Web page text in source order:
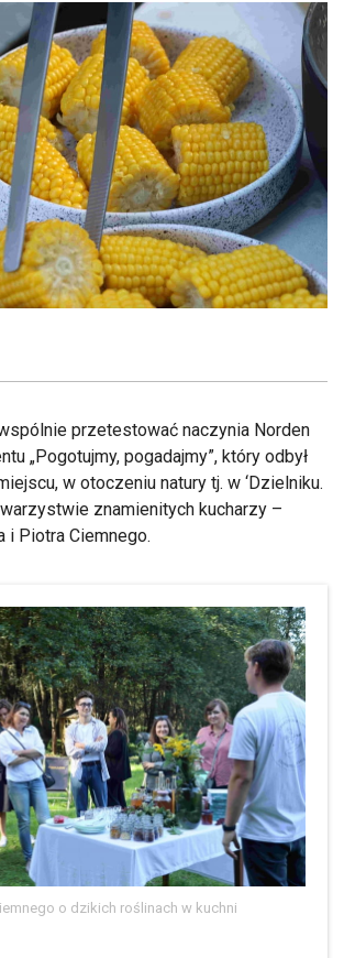
przetestować naczynia Norden
„Pogotujmy, pogadajmy”, który odbył
w otoczeniu natury tj. w ‘Dzielniku.
znamienitych kucharzy –
i Piotra Ciemnego.
o dzikich roślinach w kuchni